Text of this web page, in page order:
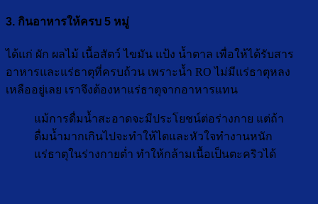
3. กินอาหารให้ครบ 5 หมู่
ได้แก่ ผัก ผลไม้ เนื้อสัตว์ ไขมัน แป้ง น้ำตาล เพื่อให้ได้รับสาร
อาหารและแร่ธาตุที่ครบถ้วน เพราะน้ำ RO ไม่มีแร่ธาตุหลง
เหลืออยู่เลย เราจึงต้องหาแร่ธาตุจากอาหารแทน
แม้การดื่มน้ำสะอาดจะมีประโยชน์ต่อร่างกาย แต่ถ้า
ดื่มน้ำมากเกินไปจะทำให้ไตและหัวใจทำงานหนัก
แร่ธาตุในร่างกายต่ำ ทำให้กล้ามเนื้อเป็นตะคริวได้